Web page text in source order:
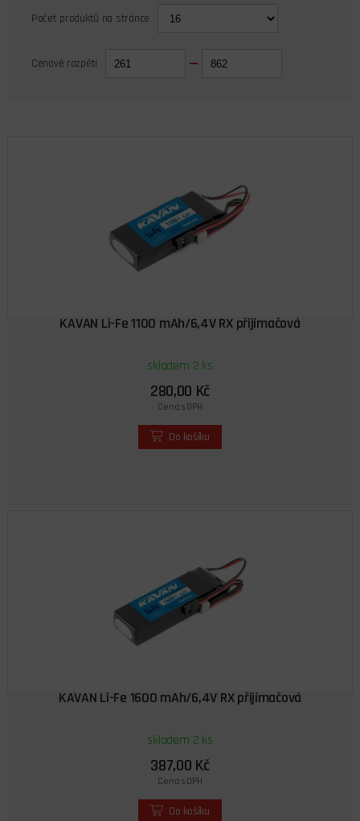
Počet produktů na stránce
Cenové rozpětí
KAVAN Li-Fe 1100 mAh/6,4V RX přijímačová
skladem 2 ks
280,00 Kč
Cena s DPH
Do košíku
KAVAN Li-Fe 1600 mAh/6,4V RX přijímačová
skladem 2 ks
387,00 Kč
Cena s DPH
Do košíku